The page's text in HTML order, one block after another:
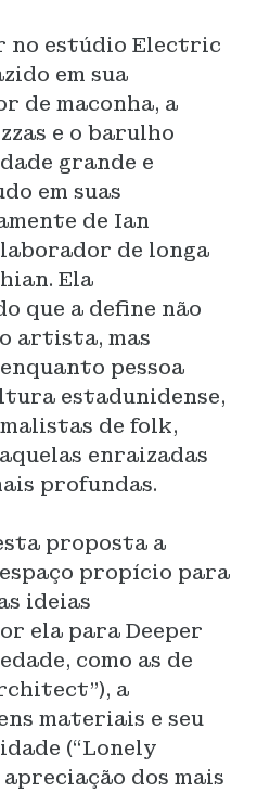
no estúdio Electric
em sua
de maconha, a
e o barulho
grande e
em suas
de Ian
de longa
Ela
que a define não
artista, mas
pessoa
estadunidense,
de folk,
enraizadas
profundas.
proposta a
propício para
ideias
ela para Deeper
como as de
a
materiais e seu
(“Lonely
dos mais